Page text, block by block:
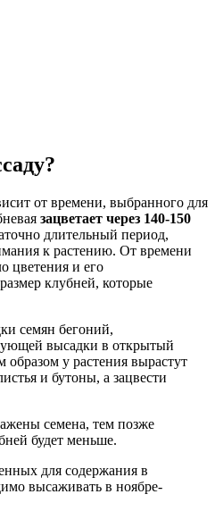
от времени, выбранного для
зацветает через 140-150
длительный период,
к растению. От времени
цветения и его
клубней, которые
семян бегоний,
высадки в открытый
образом у растения вырастут
и бутоны, а зацвести
семена, тем позже
будет меньше.
для содержания в
высаживать в ноябре-